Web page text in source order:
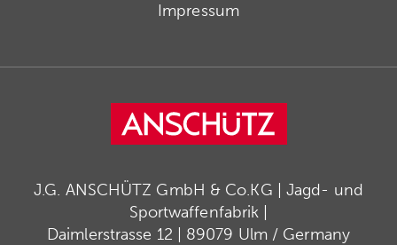
Impressum
J.G. ANSCHÜTZ GmbH & Co.KG | Jagd- und
Sportwaffenfabrik |
Daimlerstrasse 12 | 89079 Ulm / Germany